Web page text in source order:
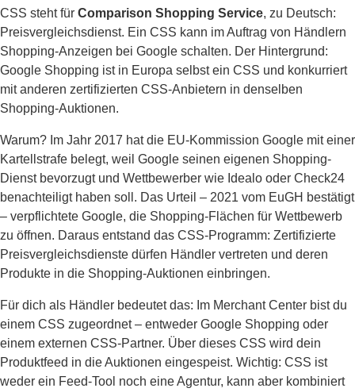
CSS steht für Comparison Shopping Service, zu Deutsch:
Preisvergleichsdienst. Ein CSS kann im Auftrag von Händlern
Shopping-Anzeigen bei Google schalten. Der Hintergrund:
Google Shopping ist in Europa selbst ein CSS und konkurriert
mit anderen zertifizierten CSS-Anbietern in denselben
Shopping-Auktionen.
Warum? Im Jahr 2017 hat die EU-Kommission Google mit einer
Kartellstrafe belegt, weil Google seinen eigenen Shopping-
Dienst bevorzugt und Wettbewerber wie Idealo oder Check24
benachteiligt haben soll. Das Urteil – 2021 vom EuGH bestätigt
– verpflichtete Google, die Shopping-Flächen für Wettbewerb
zu öffnen. Daraus entstand das CSS-Programm: Zertifizierte
Preisvergleichsdienste dürfen Händler vertreten und deren
Produkte in die Shopping-Auktionen einbringen.
Für dich als Händler bedeutet das: Im Merchant Center bist du
einem CSS zugeordnet – entweder Google Shopping oder
einem externen CSS-Partner. Über dieses CSS wird dein
Produktfeed in die Auktionen eingespeist. Wichtig: CSS ist
weder ein Feed-Tool noch eine Agentur, kann aber kombiniert